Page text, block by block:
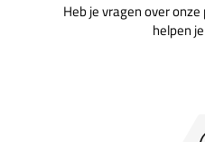
Heb je vragen over
helpen